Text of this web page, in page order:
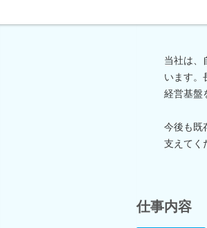
当社は、
います。
経営基盤
今後も既
支えてく
仕事内容